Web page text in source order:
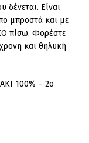
δένεται. Είναι
μπροστά και με
πίσω. Φορέστε
και θηλυκή
100% – 2ο